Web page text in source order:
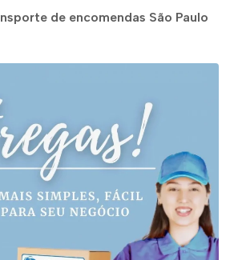
de encomendas São Paulo